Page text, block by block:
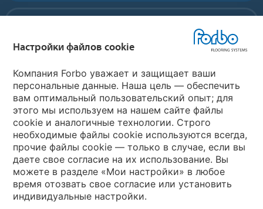
Выберите страну
Выберите вашу страну
My Forbo
Где купить
Настройки файлов cookie
Компания Forbo уважает и защищает ваши
персональные данные. Наша цель — обеспечить
вам оптимальный пользовательский опыт; для
этого мы используем на нашем сайте файлы
cookie и аналогичные технологии. Строго
необходимые файлы cookie используются всегда,
прочие файлы cookie — только в случае, если вы
даете свое согласие на их использование. Вы
можете в разделе «Мои настройки» в любое
время отозвать свое согласие или установить
индивидуальные настройки.